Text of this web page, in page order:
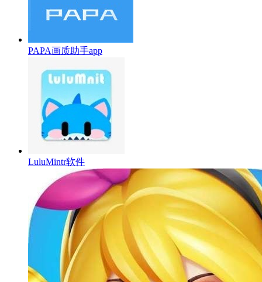
PAPA画质助手app
LuluMintr软件